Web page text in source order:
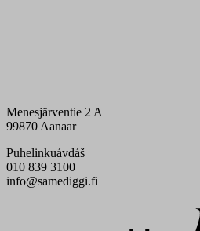
Menesjärventie 2 A
99870 Aanaar
Puhelinkuávdáš
010 839 3100
info@samediggi.fi